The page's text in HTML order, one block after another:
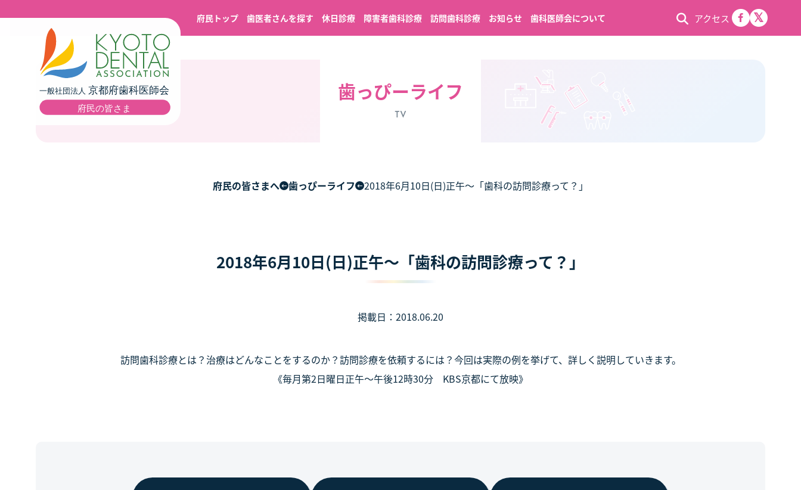
府民トップ 歯医者さんを探す 休日診療 障害者歯科診療 訪問歯科診療 お知らせ 歯科医師会について アクセス
歯っぴーライフ
TV
府民の皆さまへ 歯っぴーライフ 2018年6月10日(日)正午～「歯科の訪問診療って？」
2018年6月10日(日)正午～「歯科の訪問診療って？」
掲載日：2018.06.20
訪問歯科診療とは？治療はどんなことをするのか？訪問診療を依頼するには？今回は実際の例を挙げて、詳しく説明していきます。
《毎月第2日曜日正午～午後12時30分 KBS京都にて放映》